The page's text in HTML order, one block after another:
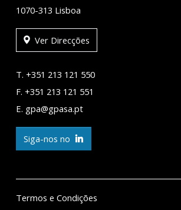
1070-313 Lisboa
Ver Direcções
T. +351 213 121 550
F. +351 213 121 551
E. gpa@gpasa.pt
Siga-nos no
Termos e Condições